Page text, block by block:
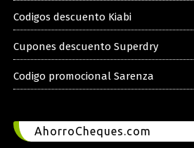
Codigos descuento Kiabi
Cupones descuento Superdry
Codigo promocional Sarenza
AhorroCheques.com